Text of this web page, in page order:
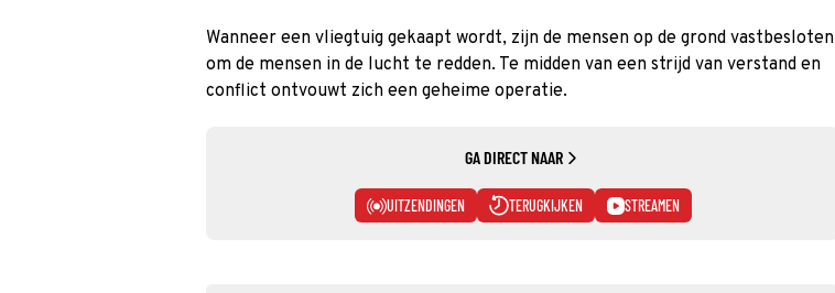
Wanneer een vliegtuig gekaapt wordt, zijn de mensen op de grond vastbesloten
om de mensen in de lucht te redden. Te midden van een strijd van verstand en
conflict ontvouwt zich een geheime operatie.
GA DIRECT NAAR
UITZENDINGEN TERUGKIJKEN STREAMEN